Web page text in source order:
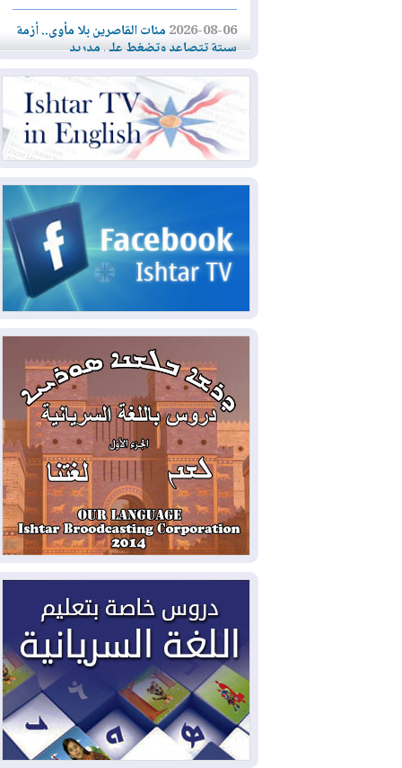
2026-08-06مئات القاصرين بلا مأوى.. أزمة
سبتة تتصاعد وتضغط على مدريد
2026-08-05
لمدة عام.. بدء توريد 100
مليون قدم مكعب يومياً من غاز كورمور في
إقليم كوردستان إلى وزارة الكهرباء العراقية
ملامح أخطر التحديات التي تواجه العراق
2026-08-05
حرائق فرنسا.. توقيف 402
شخص بينهم 156 قاصرا منذ بداية موسم
الحرائق
2026-08-04سومو: إنتاج النفط في إقليم
كوردستان انخفض إلى أقل من 10%
2026-08-04ملفات حقبة الكاظمي تعود إلى
الواجهة.. أنباء عن مراجعات قضائية
وتحقيقات أوسع في قضايا فساد
2026-08-04بيترو يشكو تزوير الانتخابات
الرئاسية ويحذر من "حرب أهلية" في
كولومبيا
2026-08-03رئيس إقليم كوردستان في
2026-08-03العراق يؤكد مجدداً التزامه
بمنع الهجمات على الدول المجاورة
2026-08-03العجز والاقتراض يطوقان
المالية العراقية.. اقتراض يتجاوز 3 تريليونات
دينار!
2026-08-03كوبا تغرق في الظلام مجددا